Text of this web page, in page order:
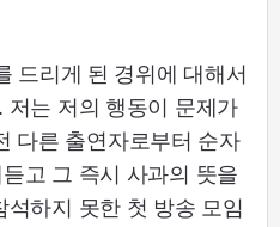
드리게 된 경위에 대해서
저는 저의 행동이 문제가
다른 출연자로부터 순자
고 그 즉시 사과의 뜻을
하지 못한 첫 방송 모임